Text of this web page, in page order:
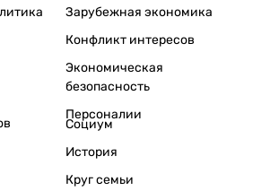
Зарубежная экономика
Конфликт интересов
Экономическая
безопасность
Персоналии
Социум
История
Круг семьи